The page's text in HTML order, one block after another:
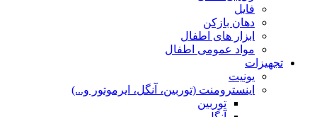
فایل
دهان بازکن
ابزار های اطفال
مواد عمومی اطفال
تجهیزات
یونیت
اینسترومنت (توربین، آنگل، ایرموتور و...)
توربین